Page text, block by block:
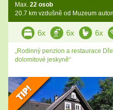
Max. 22 osob
20.7 km vzdušně od Muzeum
6x 6x 6x
„Rodinný penzion a restaurace
dolomitové jeskyně“